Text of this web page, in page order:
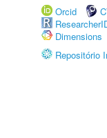
Orcid
Dimensions
Repositório